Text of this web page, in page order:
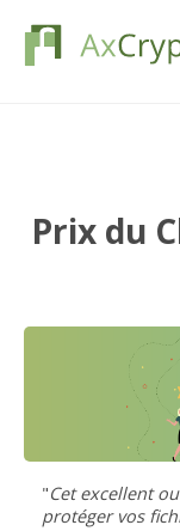
Se connecter
Prix du
"Cet excellent
protéger vos